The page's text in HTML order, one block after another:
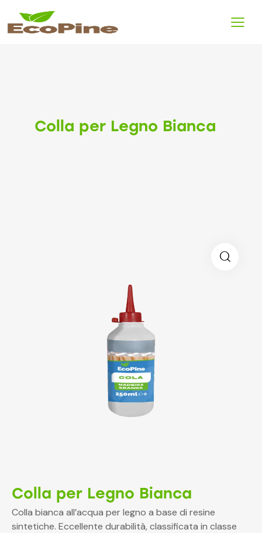
Colla per Legno Bianca
Colla per Legno Bianca
Colla bianca all’acqua per legno a base di resine
sintetiche. Eccellente durabilità, classificata in classe